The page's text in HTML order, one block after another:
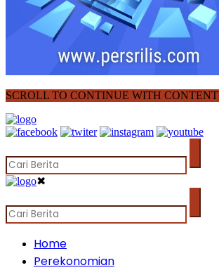
SCROLL TO CONTINUE WITH CONTENT
✖
Home
Perekonomian